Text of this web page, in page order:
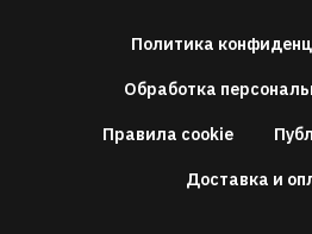
Политика
Обработка
Правила cookie
Доставка и